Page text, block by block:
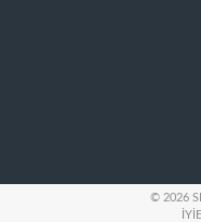
© 2026